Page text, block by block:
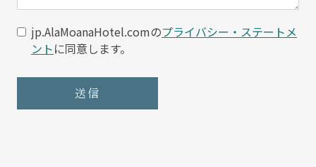
Privacy Consent*:
jp.AlaMoanaHotel.comのプライバシー・ステートメ
ントに同意します。